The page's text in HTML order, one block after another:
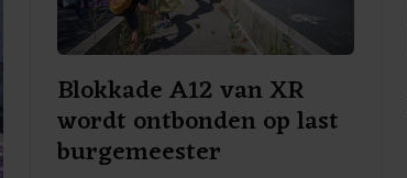
Blokkade A12 van XR
wordt ontbonden op last
burgemeester